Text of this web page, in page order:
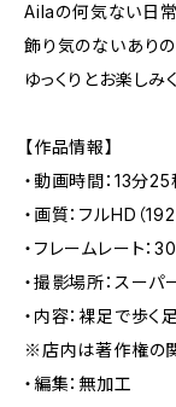
Ailaの何気ない日常
飾り気のないあり
ゆっくりとお楽しみ
【作品情報】
・動画時間：13分25
・画質：フルHD（
・フレームレート：
・撮影場所：スーパ
・内容：裸足で歩
※店内は著作権の
・編集：無加工